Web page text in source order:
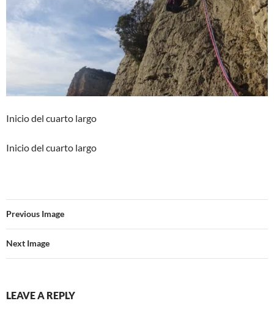
Inicio del cuarto largo
Inicio del cuarto largo
Previous Image
Next Image
LEAVE A REPLY